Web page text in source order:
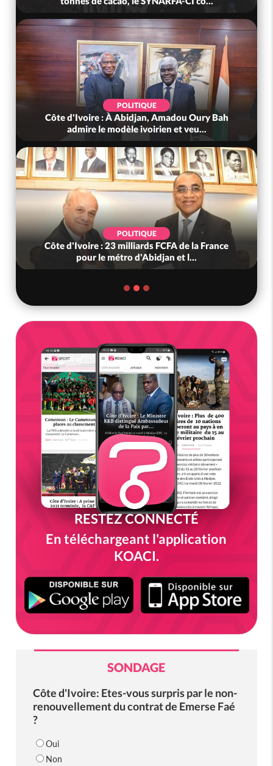
POLITIQUE
Côte d'Ivoire : À Abidjan, Amadou Oury Bah
admire le modèle ivoirien et veu...
POLITIQUE
Côte d'Ivoire : 23 milliards FCFA de la France
pour le métro d'Abidjan et l...
RESTEZ CONNECTÉ
En téléchargeant l'application
KOACI.
SONDAGE
Côte d'Ivoire: Etes-vous surpris par le non-
renouvellement du contrat de Emerse Faé
?
Oui
Non